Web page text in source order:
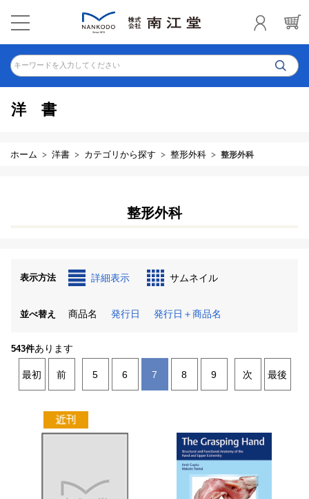
キーワードを入力してください
洋書
ホーム 洋書 カテゴリから探す 整形外科 整形外科
整形外科
表示方法 詳細表示 サムネイル
並べ替え 商品名 発行日 発行日＋商品名
543件あります
最初 前 5 6 7 8 9 次 最後